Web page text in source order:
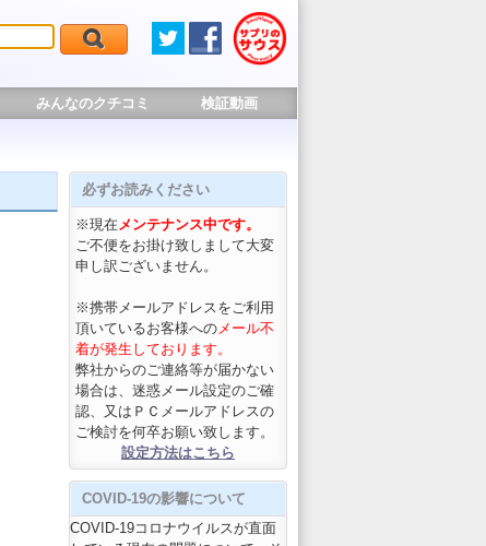
みんなのクチコミ 検証動画
必ずお読みください
※現在メンテナンス中です。
ご不便をお掛け致しまして大変
申し訳ございません。
※携帯メールアドレスをご利用
頂いているお客様へのメール不
着が発生しております。
弊社からのご連絡等が届かない
場合は、迷惑メール設定のご確
認、又はＰＣメールアドレスの
ご検討を何卒お願い致します。
設定方法はこちら
COVID-19の影響について
COVID-19コロナウイルスが直面